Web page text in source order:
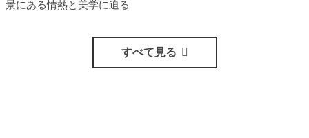
景にある情熱と美学に迫る
すべて見る